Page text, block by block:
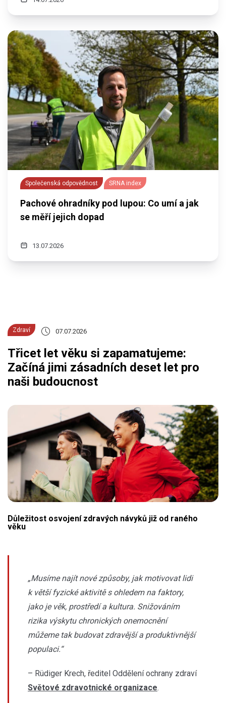
Společenská odpovědnost SRNA index
Pachové ohradníky pod lupou: Co umí a jak
se měří jejich dopad
13.07.2026
Zdraví 07.07.2026
Třicet let věku si zapamatujeme:
Začíná jimi zásadních deset let pro
naši budoucnost
Důležitost osvojení zdravých návyků již od raného
věku
„Musíme najít nové způsoby, jak motivovat lidi
k větší fyzické aktivitě s ohledem na faktory,
jako je věk, prostředí a kultura. Snižováním
rizika výskytu chronických onemocnění
můžeme tak budovat zdravější a produktivnější
populaci.“
– Rüdiger Krech, ředitel Oddělení ochrany zdraví
Světové zdravotnické organizace.